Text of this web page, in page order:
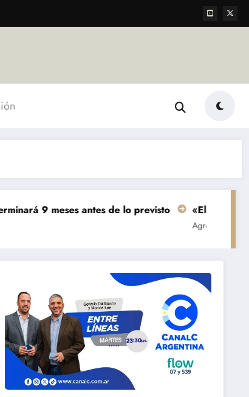
antes de lo previsto «El mundo AgTech es
Destacada